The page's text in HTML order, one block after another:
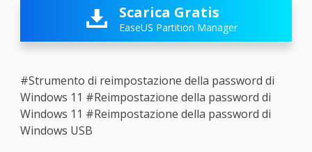
 Scarica Gratis
EaseUS Partition Manager
#Strumento di reimpostazione della password di
Windows 11 #Reimpostazione della password di
Windows 11 #Reimpostazione della password di
Windows USB